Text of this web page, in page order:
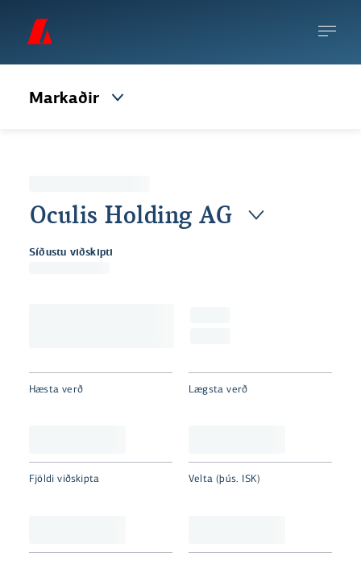
Markaðir
Oculis Holding AG
Síðustu viðskipti
Hæsta verð Lægsta verð
Fjöldi viðskipta Velta (þús. ISK)